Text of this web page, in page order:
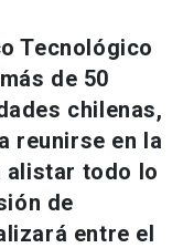
Tecnológico
de 50
chilenas,
reunirse en la
alistar todo lo
de
entre el